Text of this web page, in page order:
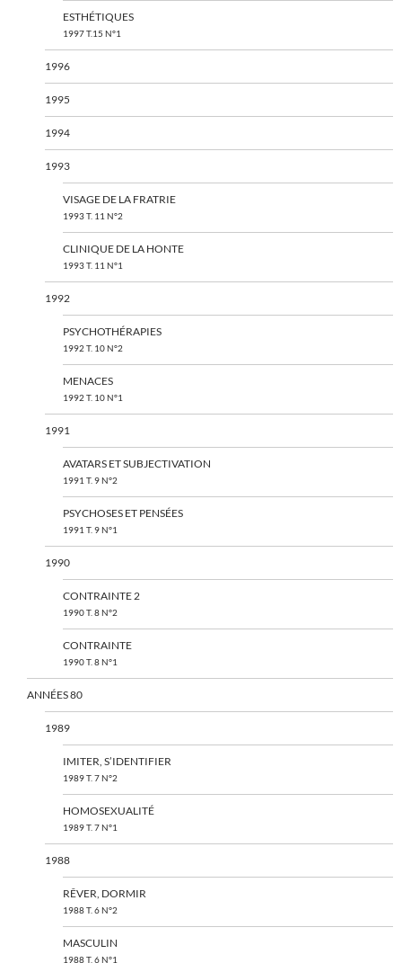
ESTHÉTIQUES
1997 T.15 N°1
1996
1995
1994
1993
VISAGE DE LA FRATRIE
1993 T. 11 N°2
CLINIQUE DE LA HONTE
1993 T. 11 N°1
1992
PSYCHOTHÉRAPIES
1992 T. 10 N°2
MENACES
1992 T. 10 N°1
1991
AVATARS ET SUBJECTIVATION
1991 T. 9 N°2
PSYCHOSES ET PENSÉES
1991 T. 9 N°1
1990
CONTRAINTE 2
1990 T. 8 N°2
CONTRAINTE
1990 T. 8 N°1
ANNÉES 80
1989
IMITER, S’IDENTIFIER
1989 T. 7 N°2
HOMOSEXUALITÉ
1989 T. 7 N°1
1988
RÊVER, DORMIR
1988 T. 6 N°2
MASCULIN
1988 T. 6 N°1